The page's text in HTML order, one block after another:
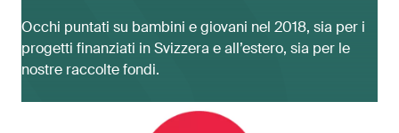
Occhi puntati su bambini e giovani nel 2018, sia per i
progetti finanziati in Svizzera e all’estero, sia per le
nostre raccolte fondi.